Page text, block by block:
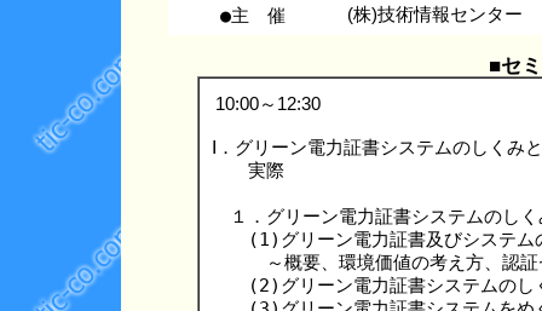
●主 催 (株)技術情報センター
■セ
10:00～12:30
Ⅰ．グリーン電力証書システムのしくみ
実際
１．グリーン電力証書システムのしく
(1)グリーン電力証書及びシステム
～概要、環境価値の考え方、認証
(2)グリーン電力証書システムのし